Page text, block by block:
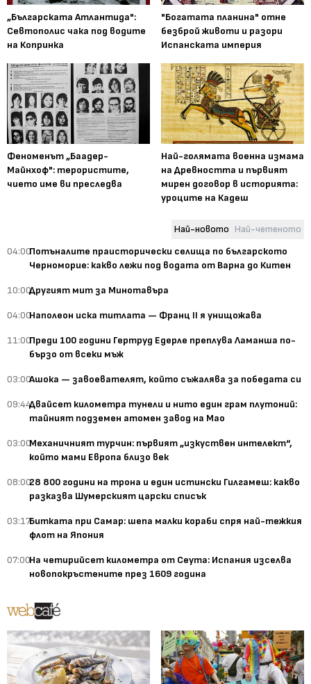
„Българската Атлантида":
Севтополис чака под водите
на Копринка
"Богатата планина" отне
безброй животи и разори
Испанската империя
Феноменът „Баадер-
Майнхоф": терористите,
чието име ви преследва
Най-голямата военна измама
на Древността и първият
мирен договор в историята:
уроците на Кадеш
Най-новото Най-четеното
04:00Потъналите праисторически селища по българското
Черноморие: какво лежи под водата от Варна до Китен
10:00Другият мит за Минотавъра
04:00Наполеон иска титлата — Франц II я унищожава
11:00Преди 100 години Гертруд Едерле преплува Ламанша по-
бързо от всеки мъж
03:00Ашока — завоевателят, който съжалява за победата си
09:44Двайсет километра тунели и нито един грам плутоний:
тайният подземен атомен завод на Мао
03:00Механичният турчин: първият „изкуствен интелект“,
който мами Европа близо век
08:0028 800 години на трона и един истински Гилгамеш: какво
разказва Шумерският царски списък
03:17Битката при Самар: шепа малки кораби спря най-тежкия
флот на Япония
07:00На четирийсет километра от Сеута: Испания изселва
новопокръстените през 1609 година